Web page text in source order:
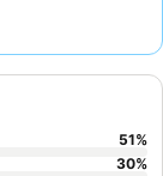
efficacité, et
pour avoir
plus
donnant sur
51%
30%